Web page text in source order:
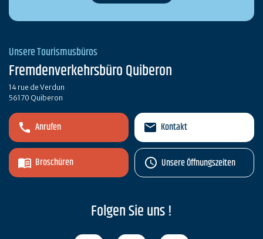
Unsere Tourismusbüros
Fremdenverkehrsbüro Quiberon
14 rue de Verdun
56170 Quiberon
Anrufen
Broschüren
Kontakt
Unsere Öffnungszeiten
Folgen Sie uns !